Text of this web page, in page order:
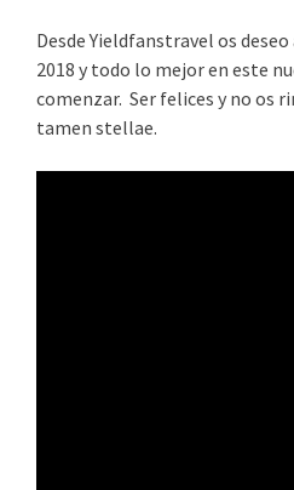
Desde Yieldfanstravel os
2018 y todo lo mejor en este
comenzar. Ser felices y no os
tamen stellae.